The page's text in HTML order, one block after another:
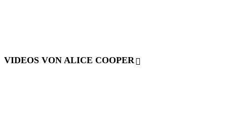
VIDEOS VON ALICE COOPER